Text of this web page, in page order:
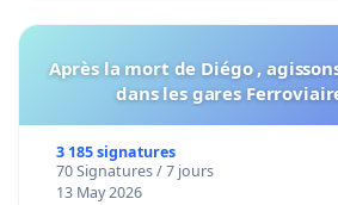
Après la mort de Diégo ,
dans les gares
3 185 signatures
70 Signatures / 7 jours
13 May 2026